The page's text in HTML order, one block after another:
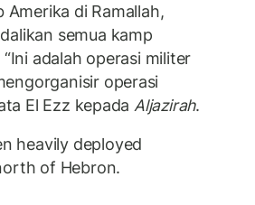
Amerika di Ramallah,
semua kamp
adalah operasi militer
operasi
El Ezz kepada Aljazirah.
heavily deployed
of Hebron.